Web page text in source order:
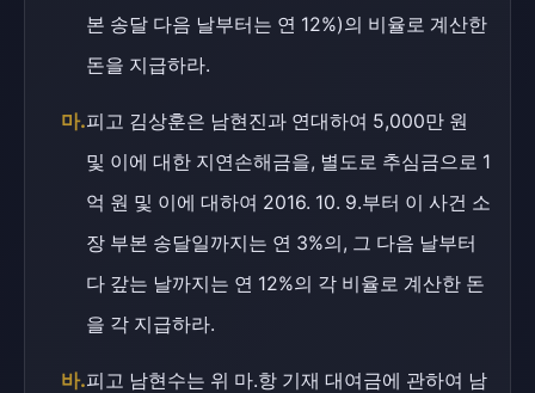
본 송달 다음 날부터는 연 12%)의 비율로 계산한
돈을 지급하라.
마.피고 김상훈은 남현진과 연대하여 5,000만 원
및 이에 대한 지연손해금을, 별도로 추심금으로 1
억 원 및 이에 대하여 2016. 10. 9.부터 이 사건 소
장 부본 송달일까지는 연 3%의, 그 다음 날부터
다 갚는 날까지는 연 12%의 각 비율로 계산한 돈
을 각 지급하라.
바.피고 남현수는 위 마.항 기재 대여금에 관하여 남